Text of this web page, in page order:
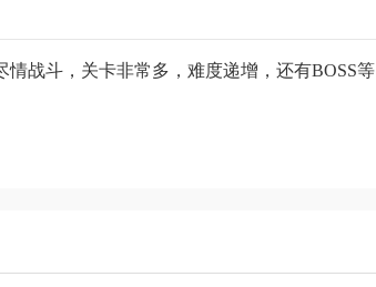
战斗，关卡非常多，难度递增，还有BOSS等